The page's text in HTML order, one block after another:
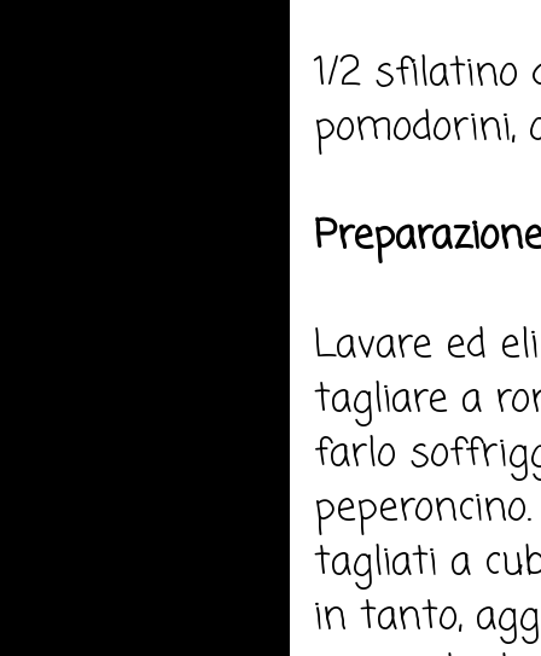
1/2 sfilatino
pomodorini,
Lavare ed
tagliare a
farlo
tagliati a
in tanto,